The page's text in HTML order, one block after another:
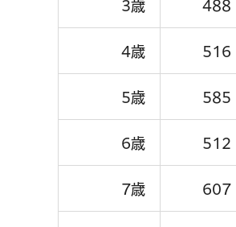
3歳 488
4歳 516
5歳 585
6歳 512
7歳 607